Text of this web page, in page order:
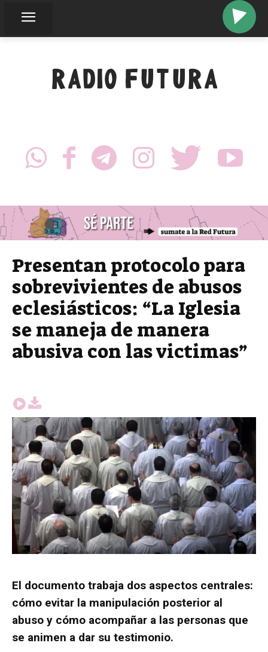
RADIO FUTURA
Presentan protocolo para
sobrevivientes de abusos
eclesiásticos: “La Iglesia
se maneja de manera
abusiva con las victimas”
El documento trabaja dos aspectos centrales:
cómo evitar la manipulación posterior al
abuso y cómo acompañar a las personas que
se animen a dar su testimonio.